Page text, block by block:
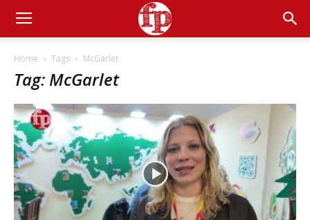
Home Tags McGarlet
Tag: McGarlet